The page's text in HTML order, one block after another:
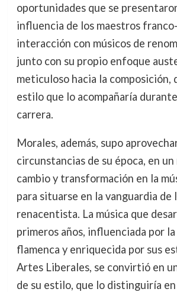
oportunidades que se
influencia de los maestros
interacción con músicos de
junto con su propio enfoque
meticuloso hacia la composición,
estilo que lo acompañaría
carrera.
Morales, además, supo
circunstancias de su época, en
cambio y transformación en la
para situarse en la vanguardia de
renacentista. La música que
primeros años, influenciada por
flamenca y enriquecida por sus
Artes Liberales, se convirtió en
de su estilo, que lo distinguiría